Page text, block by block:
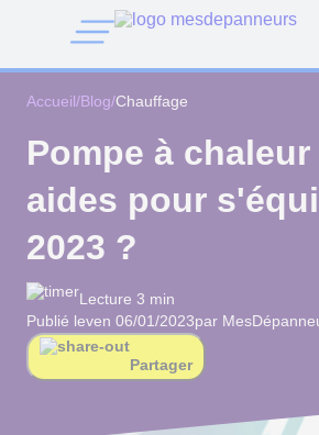
Accueil/Blog/Chauffage
Pompe à
aides pour
2023 ?
Lecture 3 min
Publié leven 06/01/2023par
Partager